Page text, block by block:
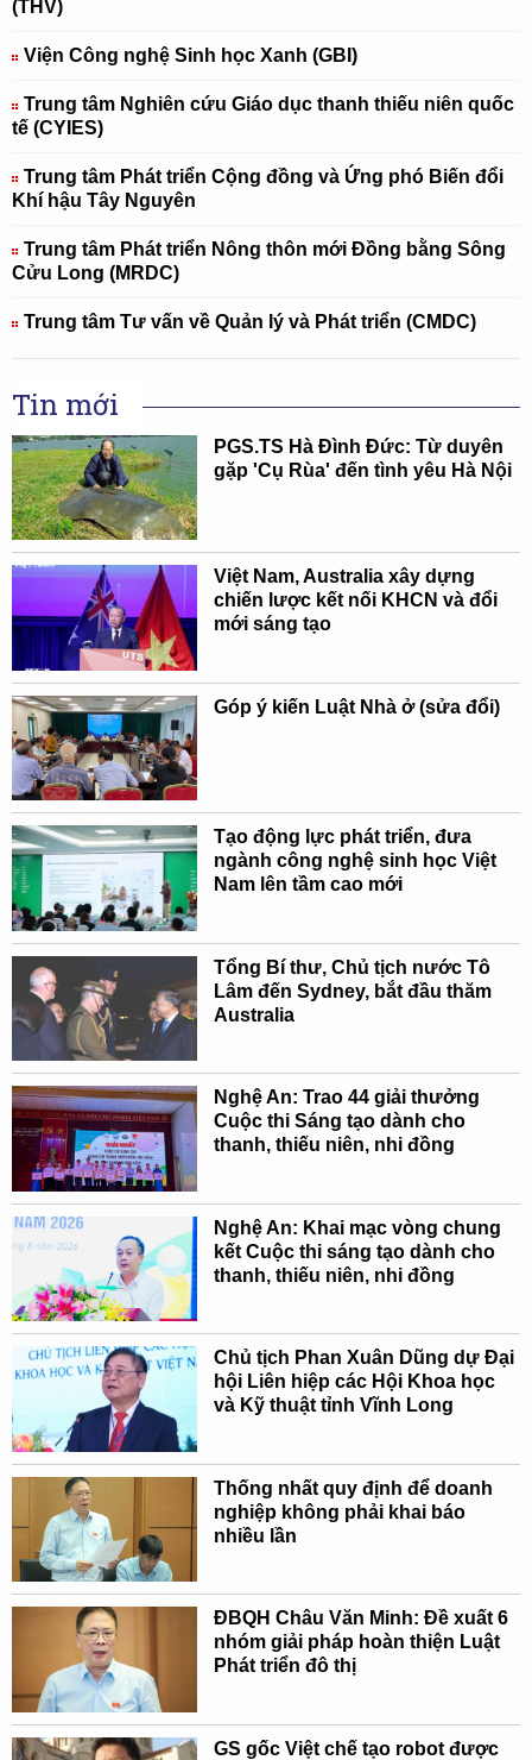
(THV)
Viện Công nghệ Sinh học Xanh (GBI)
Trung tâm Nghiên cứu Giáo dục thanh thiếu niên quốc
tế (CYIES)
Trung tâm Phát triển Cộng đồng và Ứng phó Biến đổi
Khí hậu Tây Nguyên
Trung tâm Phát triển Nông thôn mới Đồng bằng Sông
Cửu Long (MRDC)
Trung tâm Tư vấn về Quản lý và Phát triển (CMDC)
Tin mới
PGS.TS Hà Đình Đức: Từ duyên
gặp 'Cụ Rùa' đến tình yêu Hà Nội
Việt Nam, Australia xây dựng
chiến lược kết nối KHCN và đổi
mới sáng tạo
Góp ý kiến Luật Nhà ở (sửa đổi)
Tạo động lực phát triển, đưa
ngành công nghệ sinh học Việt
Nam lên tầm cao mới
Tổng Bí thư, Chủ tịch nước Tô
Lâm đến Sydney, bắt đầu thăm
Australia
Nghệ An: Trao 44 giải thưởng
Cuộc thi Sáng tạo dành cho
thanh, thiếu niên, nhi đồng
Nghệ An: Khai mạc vòng chung
kết Cuộc thi sáng tạo dành cho
thanh, thiếu niên, nhi đồng
Chủ tịch Phan Xuân Dũng dự Đại
hội Liên hiệp các Hội Khoa học
và Kỹ thuật tỉnh Vĩnh Long
Thống nhất quy định để doanh
nghiệp không phải khai báo
nhiều lần
ĐBQH Châu Văn Minh: Đề xuất 6
nhóm giải pháp hoàn thiện Luật
Phát triển đô thị
GS gốc Việt chế tạo robot được